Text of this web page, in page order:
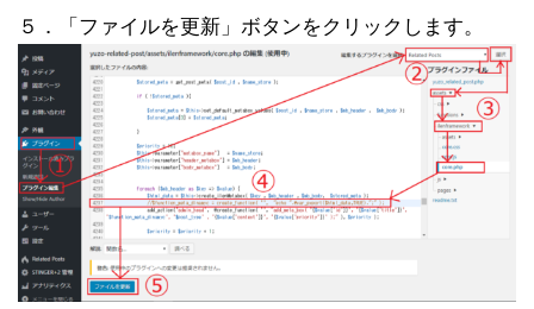
５．「ファイルを更新」ボタンをクリックします。